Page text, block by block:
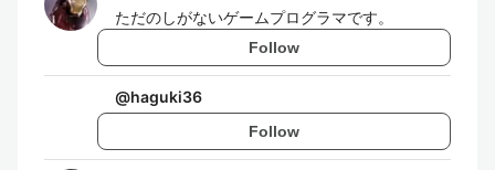
ただのしがないゲームプログラマです。
Follow
@haguki36
Follow